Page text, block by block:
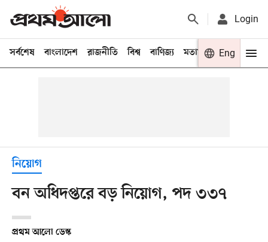
Login
সর্বশেষ বাংলাদেশ রাজনীতি বিশ্ব বাণিজ্য মতামত খেলা
Eng
নিয়োগ
বন অধিদপ্তরে বড় নিয়োগ, পদ ৩৩৭
প্রথম আলো ডেস্ক